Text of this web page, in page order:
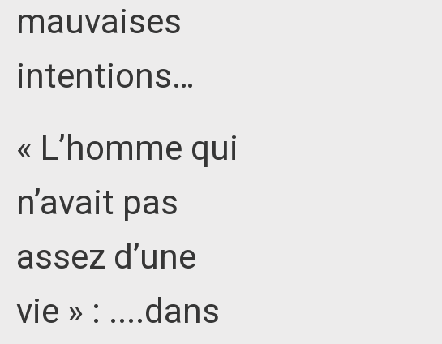
mauvaises
intentions…
« L’homme qui
n’avait pas
assez d’une
vie » : ....dans